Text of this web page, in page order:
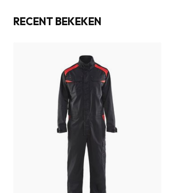
RECENT BEKEKEN